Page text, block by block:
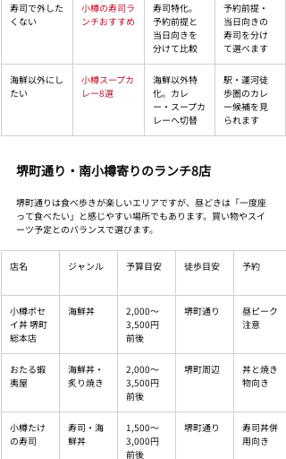
寿司で外した
くない
小樽の寿司ラ
ンチおすすめ
寿司特化。
予約前提と
当日向きを
分けて比較
予約前提・
当日向きの
寿司を分け
て選べます
海鮮以外にし
たい
小樽スープカ
レー8選
海鮮以外特
化。カレ
ー・スープカ
レーへ切替
駅・運河徒
歩圏のカレ
ー候補を見
られます
堺町通り・南小樽寄りのランチ8店
堺町通りは食べ歩きが楽しいエリアですが、昼どきは「一度座
って食べたい」と感じやすい場所でもあります。買い物やスイ
ーツ予定とのバランスで選びます。
店名 ジャンル 予算目安 徒歩目安 予約
小樽ポセ
イ丼 堺町
総本店
海鮮丼
2,000〜
3,500円
前後
堺町通り
昼ピーク
注意
おたる蝦
夷屋
海鮮丼・
炙り焼き
2,000〜
3,500円
前後
堺町周辺
丼と焼き
物向き
小樽たけ
の寿司
寿司・海
鮮丼
1,500〜
3,000円
前後
堺町通り
寿司丼併
用向き